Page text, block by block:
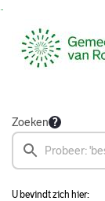
Zoeken
U bevindt zich hier: